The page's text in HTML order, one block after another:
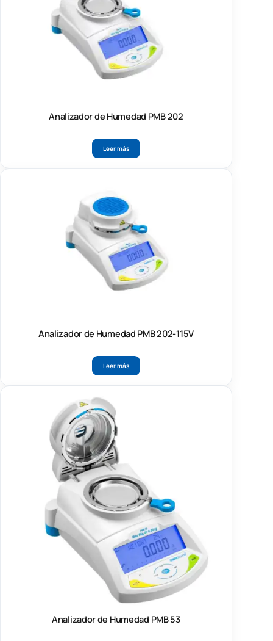
Analizador de Humedad PMB 202
Leer más
Analizador de Humedad PMB 202-115V
Leer más
Analizador de Humedad PMB 53